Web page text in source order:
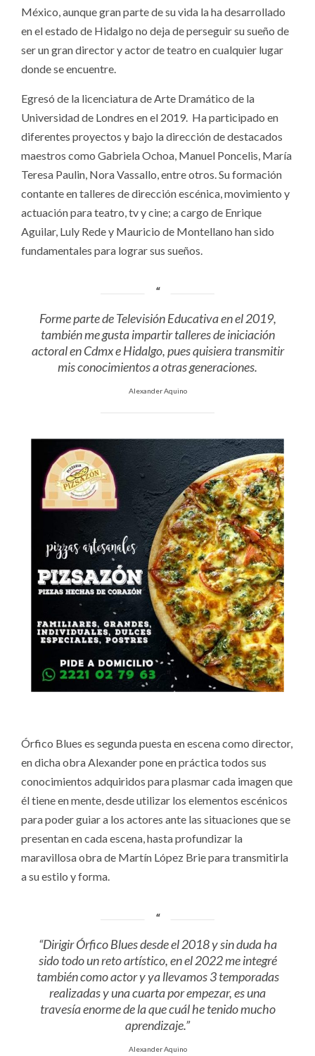
México, aunque gran parte de su vida la ha desarrollado
en el estado de Hidalgo no deja de perseguir su sueño de
ser un gran director y actor de teatro en cualquier lugar
donde se encuentre.
Egresó de la licenciatura de Arte Dramático de la
Universidad de Londres en el 2019. Ha participado en
diferentes proyectos y bajo la dirección de destacados
maestros como Gabriela Ochoa, Manuel Poncelis, María
Teresa Paulin, Nora Vassallo, entre otros. Su formación
contante en talleres de dirección escénica, movimiento y
actuación para teatro, tv y cine; a cargo de Enrique
Aguilar, Luly Rede y Mauricio de Montellano han sido
fundamentales para lograr sus sueños.
Forme parte de Televisión Educativa en el 2019,
también me gusta impartir talleres de iniciación
actoral en Cdmx e Hidalgo, pues quisiera transmitir
mis conocimientos a otras generaciones.
Alexander Aquino
Órfico Blues es segunda puesta en escena como director,
en dicha obra Alexander pone en práctica todos sus
conocimientos adquiridos para plasmar cada imagen que
él tiene en mente, desde utilizar los elementos escénicos
para poder guiar a los actores ante las situaciones que se
presentan en cada escena, hasta profundizar la
maravillosa obra de Martín López Brie para transmitirla
a su estilo y forma.
“Dirigir Órfico Blues desde el 2018 y sin duda ha
sido todo un reto artístico, en el 2022 me integré
también como actor y ya llevamos 3 temporadas
realizadas y una cuarta por empezar, es una
travesía enorme de la que cuál he tenido mucho
aprendizaje.”
Alexander Aquino